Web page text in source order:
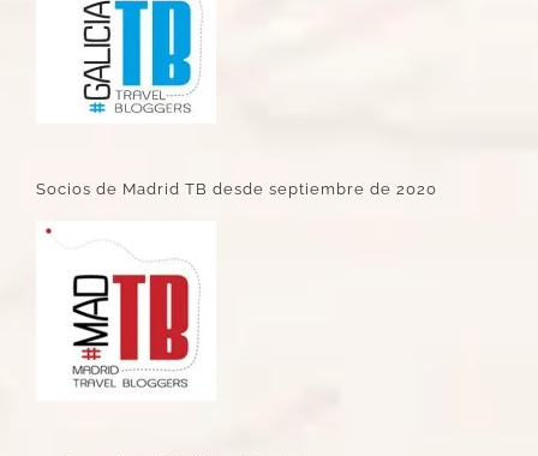
Socios de Madrid TB desde septiembre de 2020